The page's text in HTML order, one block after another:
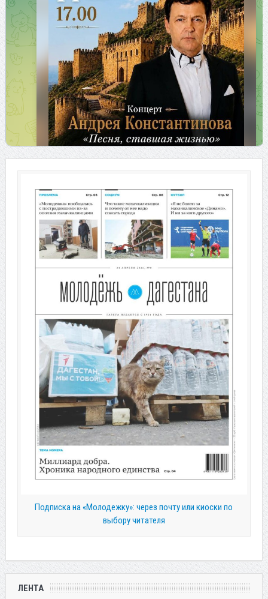
Подписка на «Молодежку»: через почту или киоски по
выбору читателя
ЛЕНТА